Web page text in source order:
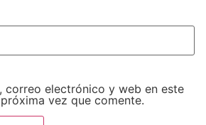
correo electrónico y web en este
vez que comente.